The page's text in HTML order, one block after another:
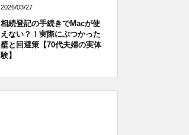
2026/03/27
相続登記の手続きでMacが使
えない？！実際にぶつかった
壁と回避策【70代夫婦の実体
験】